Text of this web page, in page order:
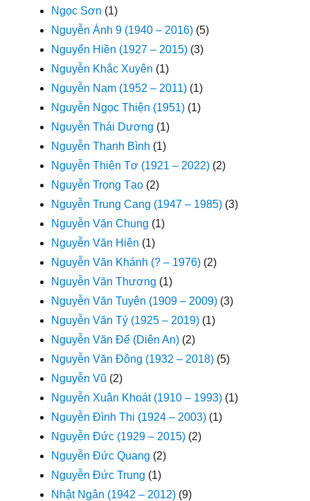
Ngọc Sơn (1)
Nguyễn Ánh 9 (1940 – 2016) (5)
Nguyển Hiền (1927 – 2015) (3)
Nguyễn Khắc Xuyên (1)
Nguyễn Nam (1952 – 2011) (1)
Nguyễn Ngọc Thiện (1951) (1)
Nguyễn Thái Dương (1)
Nguyễn Thanh Bình (1)
Nguyễn Thiện Tơ (1921 – 2022) (2)
Nguyễn Trọng Tạo (2)
Nguyễn Trung Cang (1947 – 1985) (3)
Nguyễn Văn Chung (1)
Nguyễn Văn Hiên (1)
Nguyễn Văn Khánh (? – 1976) (2)
Nguyễn Văn Thương (1)
Nguyễn Văn Tuyên (1909 – 2009) (3)
Nguyễn Văn Tý (1925 – 2019) (1)
Nguyễn Văn Để (Diên An) (2)
Nguyễn Văn Đông (1932 – 2018) (5)
Nguyễn Vũ (2)
Nguyễn Xuân Khoát (1910 – 1993) (1)
Nguyễn Đình Thi (1924 – 2003) (1)
Nguyễn Đức (1929 – 2015) (2)
Nguyễn Đức Quang (2)
Nguyễn Đức Trung (1)
Nhật Ngân (1942 – 2012) (9)